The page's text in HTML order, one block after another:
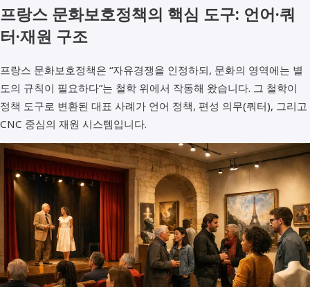
프랑스 문화보호정책의 핵심 도구: 언어·쿼
터·재원 구조
프랑스 문화보호정책은 “자유경쟁을 인정하되, 문화의 영역에는 별
도의 규칙이 필요하다”는 철학 위에서 작동해 왔습니다. 그 철학이
정책 도구로 변환된 대표 사례가 언어 정책, 편성 의무(쿼터), 그리고
CNC 중심의 재원 시스템입니다.